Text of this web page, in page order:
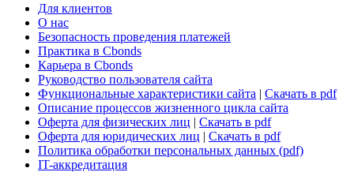
Для клиентов
О нас
Безопасность проведения платежей
Практика в Cbonds
Карьера в Cbonds
Руководство пользователя сайта
Функциональные характеристики сайта | Скачать в pdf
Описание процессов жизненного цикла сайта
Оферта для физических лиц | Скачать в pdf
Оферта для юридических лиц | Скачать в pdf
Политика обработки персональных данных (pdf)
IT-аккредитация